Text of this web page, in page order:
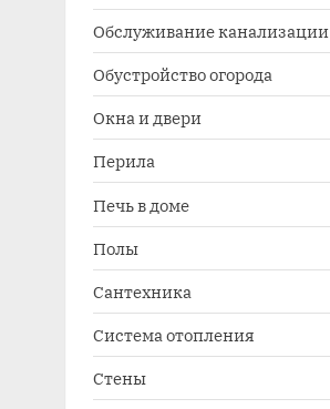
Обслуживание канализации
Обустройство огорода
Окна и двери
Перила
Печь в доме
Полы
Сантехника
Система отопления
Стены